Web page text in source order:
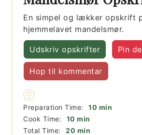
En simpel og lækker opskrift
hjemmelavet mandelsmør.
Udskriv opskrifter Pin
Hop til kommentar
Preparation Time: 10 minutter
min
Cook Time:
10 minutter
min
Total Time:
20 minutter
min